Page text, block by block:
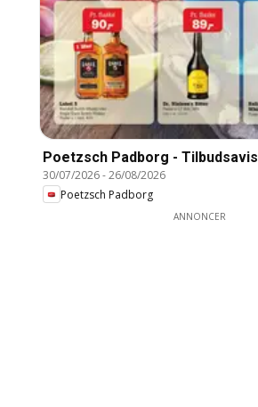
Poetzsch Padborg - Tilbudsavis
30/07/2026-26/08/2026
Poetzsch Padborg
ANNONCER